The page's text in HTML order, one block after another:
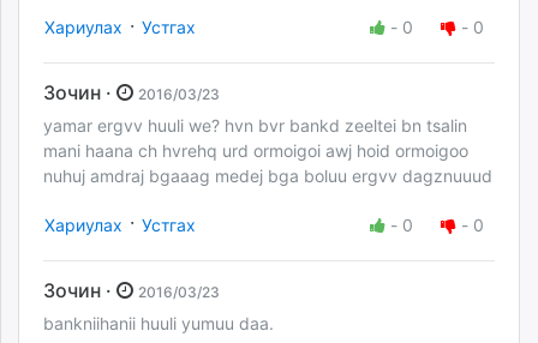
Хариулах · Устгах - 0 - 0
Зочин · 2016/03/23
yamar ergvv huuli we? hvn bvr bankd zeeltei bn tsalin
mani haana ch hvrehq urd ormoigoi awj hoid ormoigoo
nuhuj amdraj bgaaag medej bga boluu ergvv dagznuuud
Хариулах · Устгах - 0 - 0
Зочин · 2016/03/23
bankniihanii huuli yumuu daa.